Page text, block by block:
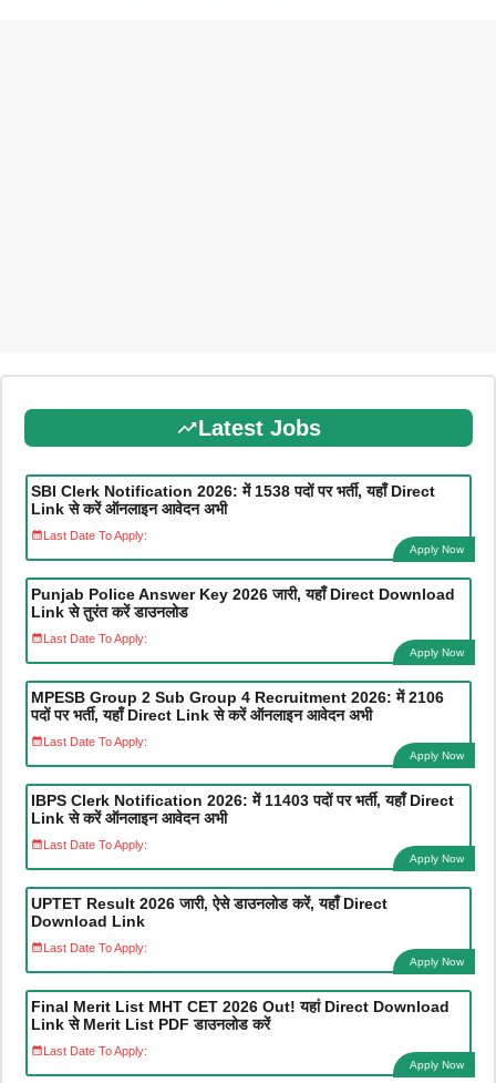
Latest Jobs
SBI Clerk Notification 2026: में 1538 पदों पर भर्ती, यहाँ Direct
Link से करें ऑनलाइन आवेदन अभी
Last Date To Apply:
Apply Now
Punjab Police Answer Key 2026 जारी, यहाँ Direct Download
Link से तुरंत करें डाउनलोड
Last Date To Apply:
Apply Now
MPESB Group 2 Sub Group 4 Recruitment 2026: में 2106
पदों पर भर्ती, यहाँ Direct Link से करें ऑनलाइन आवेदन अभी
Last Date To Apply:
Apply Now
IBPS Clerk Notification 2026: में 11403 पदों पर भर्ती, यहाँ Direct
Link से करें ऑनलाइन आवेदन अभी
Last Date To Apply:
Apply Now
UPTET Result 2026 जारी, ऐसे डाउनलोड करें, यहाँ Direct
Download Link
Last Date To Apply:
Apply Now
Final Merit List MHT CET 2026 Out! यहां Direct Download
Link से Merit List PDF डाउनलोड करें
Last Date To Apply:
Apply Now